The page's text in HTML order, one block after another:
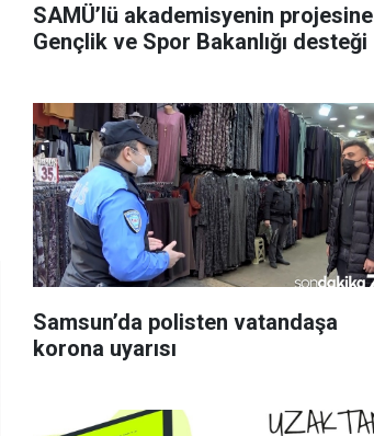
SAMÜ’lü akademisyenin projesine
Gençlik ve Spor Bakanlığı desteği
Samsun’da polisten vatandaşa
korona uyarısı